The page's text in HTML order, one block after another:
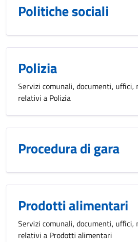
Politiche sociali
Polizia
Servizi comunali, documenti, uffici,
relativi a Polizia
Procedura di gara
Prodotti alimentari
Servizi comunali, documenti, uffici,
relativi a Prodotti alimentari